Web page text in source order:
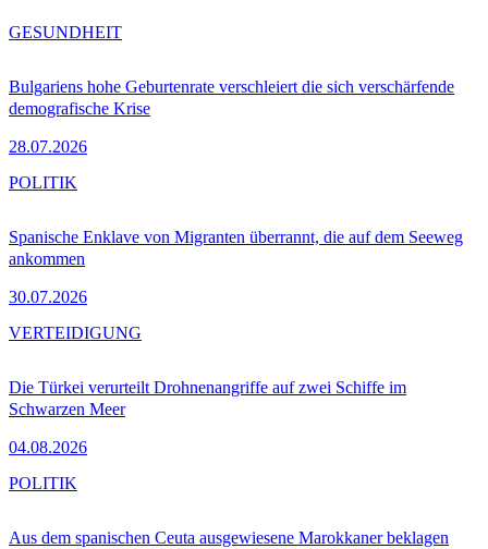
Bulgariens hohe Geburtenrate verschleiert die sich verschärfende
demografische Krise
28.07.2026
GESUNDHEIT
Spanische Enklave von Migranten überrannt, die auf dem Seeweg
ankommen
30.07.2026
POLITIK
Die Türkei verurteilt Drohnenangriffe auf zwei Schiffe im
Schwarzen Meer
04.08.2026
VERTEIDIGUNG
Aus dem spanischen Ceuta ausgewiesene Marokkaner beklagen
POLITIK